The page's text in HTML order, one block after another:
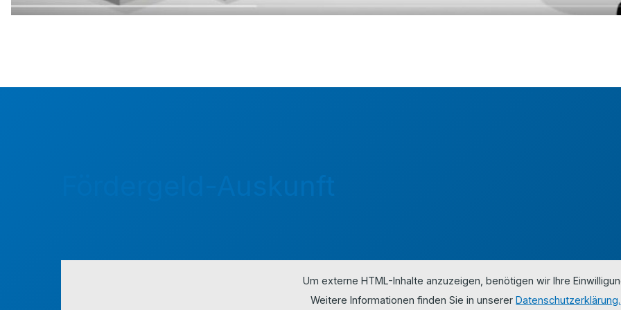
Um externe HTML-Inhalte anzuzeigen, benötigen wir Ihre
Weitere Informationen finden Sie in unsererDatenschutzerklärung.